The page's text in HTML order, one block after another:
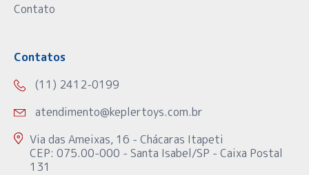
Contato
Contatos
(11) 2412-0199
atendimento@keplertoys.com.br
Via das Ameixas, 16 - Chácaras Itapeti
CEP: 075.00-000 - Santa Isabel/SP - Caixa Postal
131